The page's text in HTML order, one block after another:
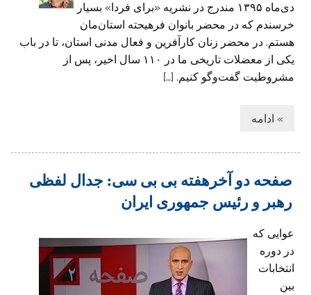
دی‌ماه ۱۳۹۵ مندرج در نشریه «برای فردا» بسیار
خرسندم که در محضر بانوان فرهیحته استان‌مان
هستم. در محضر زنان کارآفرین و فعال مدنی استان، تا در باب
یکی از معضلات تاریخی ما در ۱۱۰ سال اخیر، پس از
مشروطیت گفت‌وگو کنیم. […]
» ادامه
صفحه دو آخرهفته بی بی سی: جدال لفظی
رهبر و رئیس جمهوری ایران
عوایی که
در دوره
انتخابات
بین